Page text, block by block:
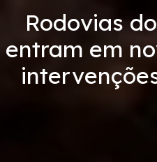
Revistas
Condições da Via
Rodovias
entram em